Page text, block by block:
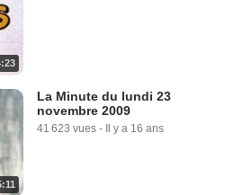
La Minute du lundi 23
novembre 2009
41 623 vues - Il y a 16 ans